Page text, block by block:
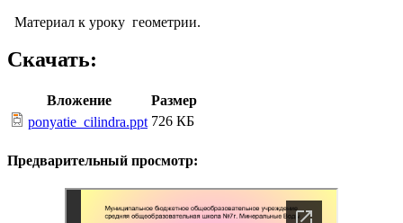
Материал к уроку геометрии.
Скачать:
Вложение
Размер
ponyatie_cilindra.ppt 726 КБ
Предварительный просмотр: